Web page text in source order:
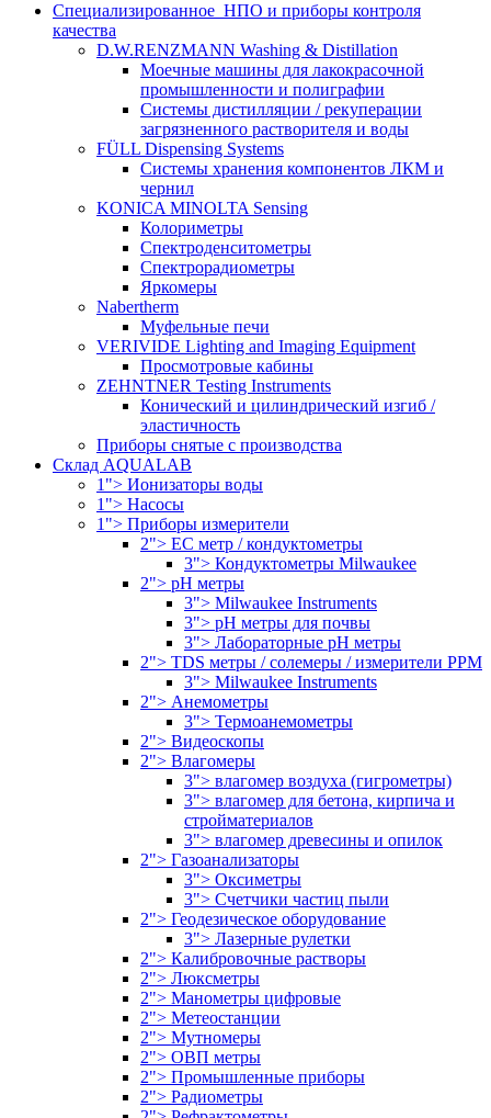
Cпециализированное НПО и приборы контроля
качества
D.W.RENZMANN Washing & Distillation
Моечные машины для лакокрасочной
промышленности и полиграфии
Системы дистилляции / рекуперации
загрязненного растворителя и воды
FÜLL Dispensing Systems
Системы хранения компонентов ЛКМ и
чернил
KONICA MINOLTA Sensing
Колориметры
Спектроденситометры
Спектрорадиометры
Яркомеры
Nabertherm
Муфельные печи
VERIVIDE Lighting and Imaging Equipment
Просмотровые кабины
ZEHNTNER Testing Instruments
Конический и цилиндрический изгиб /
эластичность
Приборы снятые с производства
Склад AQUALAB
1"> Ионизаторы воды
1"> Насосы
1"> Приборы измерители
2"> EC метр / кондуктометры
3"> Кондуктометры Milwaukee
2"> pH метры
3"> Milwaukee Instruments
3"> pH метры для почвы
3"> Лабораторные pH метры
2"> TDS метры / солемеры / измерители PPM
3"> Milwaukee Instruments
2"> Анемометры
3"> Термоанемометры
2"> Видеоскопы
2"> Влагомеры
3"> влагомер воздуха (гигрометры)
3"> влагомер для бетона, кирпича и
стройматериалов
3"> влагомер древесины и опилок
2"> Газоанализаторы
3"> Оксиметры
3"> Счетчики частиц пыли
2"> Геодезическое оборудование
3"> Лазерные рулетки
2"> Калибровочные растворы
2"> Люксметры
2"> Манометры цифровые
2"> Метеостанции
2"> Мутномеры
2"> ОВП метры
2"> Промышленные приборы
2"> Радиометры